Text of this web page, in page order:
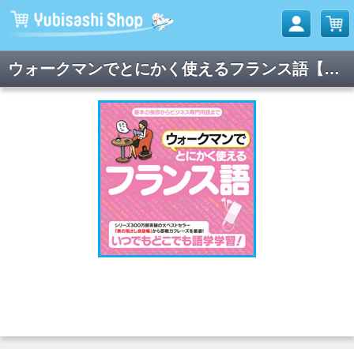
ウォークマンでとにかく使えるフランス語【ダウンロード版】